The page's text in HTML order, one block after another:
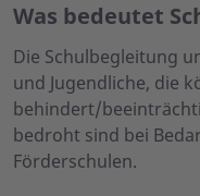
Was bedeutet
Die Schulbegleitung
und Jugendliche, die
behindert/
bedroht sind bei
Förderschulen.